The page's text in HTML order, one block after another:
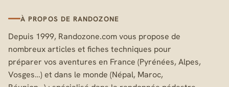
À PROPOS DE RANDOZONE
Depuis 1999, Randozone.com vous propose de
nombreux articles et fiches techniques pour
préparer vos aventures en France (Pyrénées, Alpes,
Vosges…) et dans le monde (Népal, Maroc,